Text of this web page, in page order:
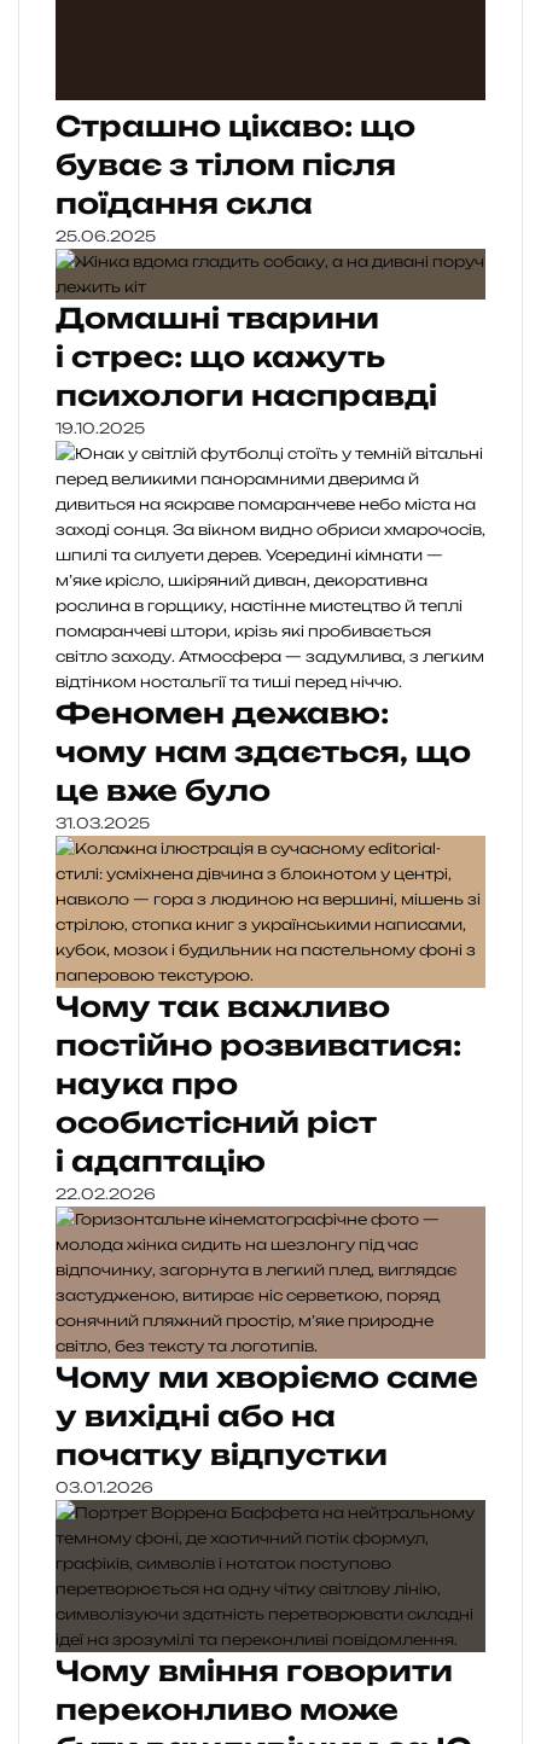
Страшно цікаво: що
буває з тілом після
поїдання скла
25.06.2025
Домашні тварини
і стрес: що кажуть
психологи насправді
19.10.2025
Феномен дежавю:
чому нам здається, що
це вже було
31.03.2025
Чому так важливо
постійно розвиватися:
наука про
особистісний ріст
і адаптацію
22.02.2026
Чому ми хворіємо саме
у вихідні або на
початку відпустки
03.01.2026
Чому вміння говорити
переконливо може